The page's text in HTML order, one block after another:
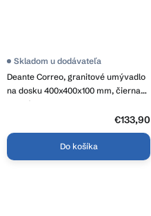
Deante Correo, granitové umývadlo
na dosku 400x400x100 mm, čierna
matná, DEA-CQR_NU4S
Skladom u dodávateľa
€133,90
Do košíka